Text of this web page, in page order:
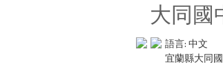
大同國
語言: 中文
宜蘭縣大同